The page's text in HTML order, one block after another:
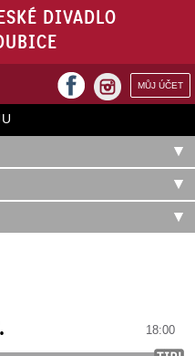
DIVADLO
MŮJ ÚČET
facebook
18:00